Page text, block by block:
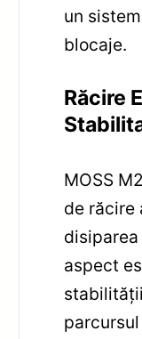
un
blocaje.
Răcire
MOSS
de răcire
aspect